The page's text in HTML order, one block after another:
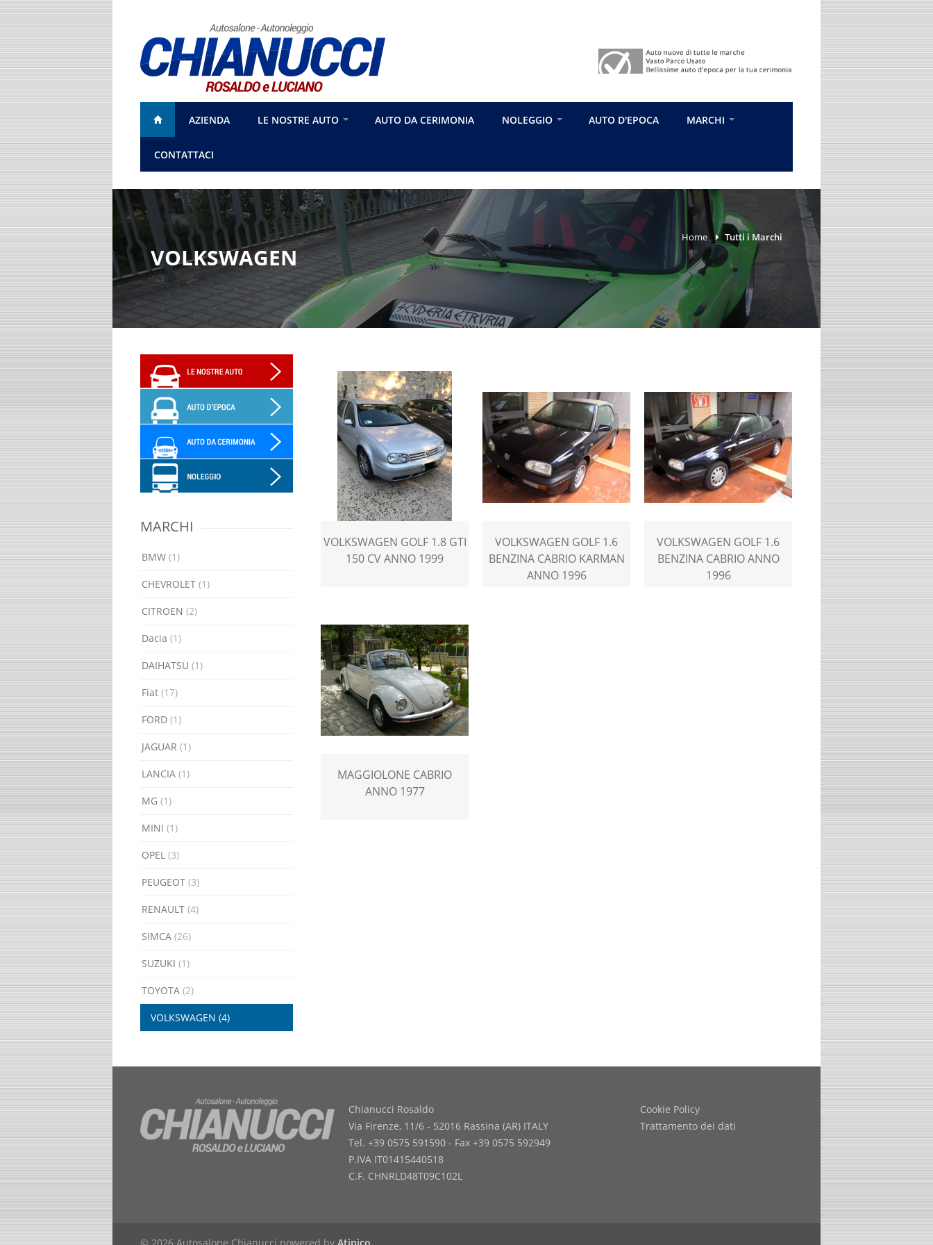
AZIENDA LE NOSTRE AUTO AUTO DA CERIMONIA NOLEGGIO AUTO D'EPOCA MARCHI
CONTATTACI
VOLKSWAGEN
Home Tutti i Marchi
MARCHI
BMW (1)
CHEVROLET (1)
CITROEN (2)
Dacia (1)
DAIHATSU (1)
Fiat (17)
FORD (1)
JAGUAR (1)
LANCIA (1)
MG (1)
MINI (1)
OPEL (3)
PEUGEOT (3)
RENAULT (4)
SIMCA (26)
SUZUKI (1)
TOYOTA (2)
VOLKSWAGEN (4)
VOLKSWAGEN GOLF 1.8 GTI
150 CV ANNO 1999
VOLKSWAGEN GOLF 1.6
BENZINA CABRIO KARMAN
ANNO 1996
VOLKSWAGEN GOLF 1.6
BENZINA CABRIO ANNO
1996
MAGGIOLONE CABRIO
ANNO 1977
Chianucci Rosaldo
Via Firenze, 11/6 - 52016 Rassina (AR) ITALY
Tel. +39 0575 591590 - Fax +39 0575 592949
P.IVA IT01415440518
C.F. CHNRLD48T09C102L
Cookie Policy
Trattamento dei dati